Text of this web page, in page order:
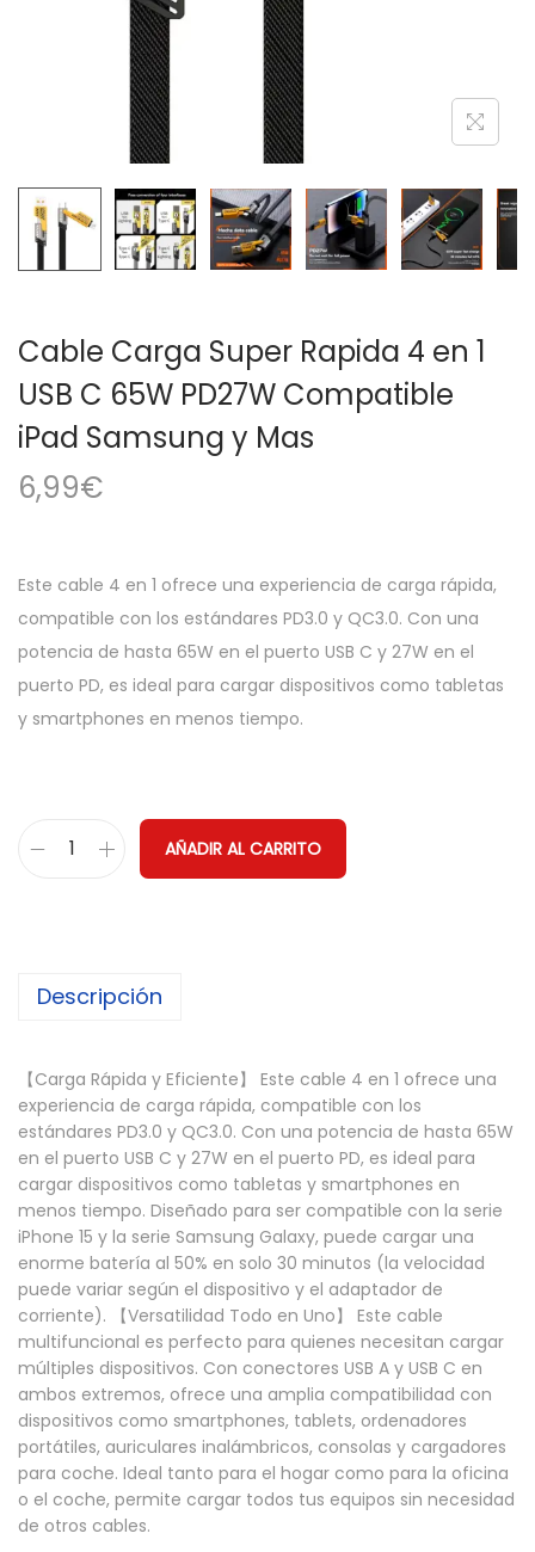
a
c
i
ó
n
i
d
o
Cable Carga Super Rapida 4 en 1
USB C 65W PD27W Compatible
iPad Samsung y Mas
6,99€
Este cable 4 en 1 ofrece una experiencia de carga rápida,
compatible con los estándares PD3.0 y QC3.0. Con una
potencia de hasta 65W en el puerto USB C y 27W en el
puerto PD, es ideal para cargar dispositivos como tabletas
y smartphones en menos tiempo.
e
r
g
a
u
p
e
R
a
p
i
d
a
AÑADIR AL CARRITO
Descripción
【Carga Rápida y Eficiente】 Este cable 4 en 1 ofrece una
experiencia de carga rápida, compatible con los
estándares PD3.0 y QC3.0. Con una potencia de hasta 65W
en el puerto USB C y 27W en el puerto PD, es ideal para
cargar dispositivos como tabletas y smartphones en
menos tiempo. Diseñado para ser compatible con la serie
iPhone 15 y la serie Samsung Galaxy, puede cargar una
enorme batería al 50% en solo 30 minutos (la velocidad
puede variar según el dispositivo y el adaptador de
corriente). 【Versatilidad Todo en Uno】 Este cable
multifuncional es perfecto para quienes necesitan cargar
múltiples dispositivos. Con conectores USB A y USB C en
ambos extremos, ofrece una amplia compatibilidad con
dispositivos como smartphones, tablets, ordenadores
portátiles, auriculares inalámbricos, consolas y cargadores
para coche. Ideal tanto para el hogar como para la oficina
o el coche, permite cargar todos tus equipos sin necesidad
de otros cables.